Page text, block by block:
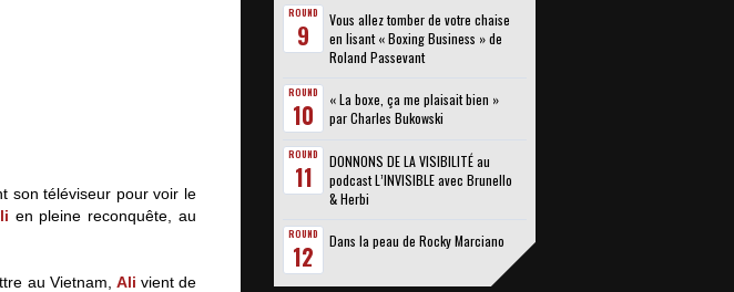
ROUND
9
Vous allez tomber de votre chaise
en lisant « Boxing Business » de
Roland Passevant
ROUND
10
« La boxe, ça me plaisait bien »
par Charles Bukowski
ROUND
11
DONNONS DE LA VISIBILITÉ au
podcast L’INVISIBLE avec Brunello
& Herbi
ROUND
12 Dans la peau de Rocky Marciano
son téléviseur pour voir le
en pleine reconquête, au
au Vietnam, Ali vient de